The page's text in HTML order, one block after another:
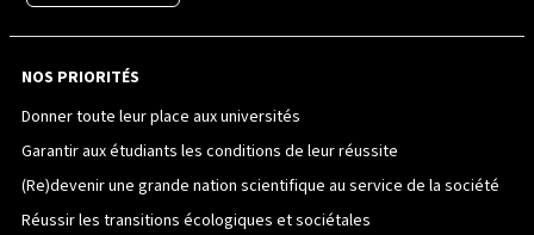
NOS PRIORITÉS
Donner toute leur place aux universités
Garantir aux étudiants les conditions de leur réussite
(Re)devenir une grande nation scientifique au service de la société
Réussir les transitions écologiques et sociétales